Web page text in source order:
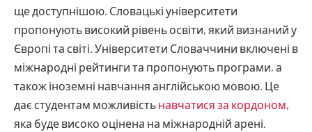
ще доступнішою. Словацькі університети
пропонують високий рівень освіти, який визнаний у
Європі та світі. Університети Словаччини включені в
міжнародні рейтинги та пропонують програми, а
також іноземні навчання англійською мовою. Це
дає студентам можливість навчатися за кордоном,
яка буде високо оцінена на міжнародній арені.